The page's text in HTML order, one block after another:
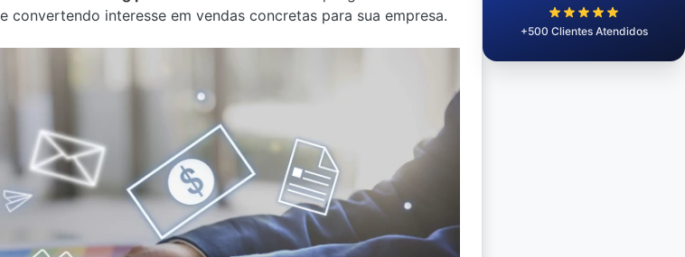
interesse em vendas concretas para sua empresa.
+500 Clientes Atendidos